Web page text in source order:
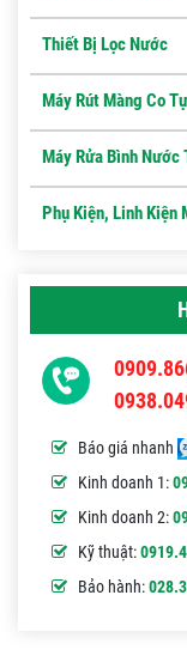
Thiết Bị Lọc Nước
Máy Rút Màng Co
Máy Rửa Bình
Phụ Kiện, Linh Kiện
Báo giá nhanh
Kinh doanh 1:
Kinh doanh 2:
Kỹ thuật:
Bảo hành: